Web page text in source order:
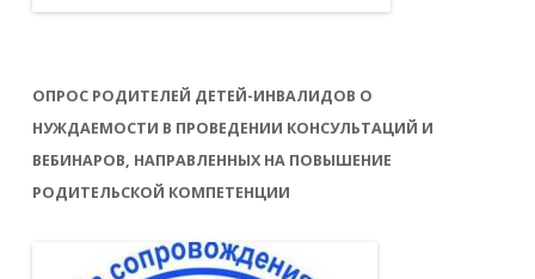
ОПРОС РОДИТЕЛЕЙ ДЕТЕЙ-ИНВАЛИДОВ О
НУЖДАЕМОСТИ В ПРОВЕДЕНИИ КОНСУЛЬТАЦИЙ И
ВЕБИНАРОВ, НАПРАВЛЕННЫХ НА ПОВЫШЕНИЕ
РОДИТЕЛЬСКОЙ КОМПЕТЕНЦИИ